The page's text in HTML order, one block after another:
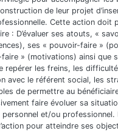
de leur projet
Cette action doit
: D’évaluer ses atouts, «
ses « pouvoir-faire »
» (motivations) ainsi que
repérer les freins, les
avec le référent social, les
de permettre au
faire évoluer sa
personnel et/ou professionnel.
pour atteindre ses